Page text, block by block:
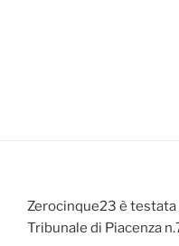
Zerocinque23 è
Tribunale di Piacenza